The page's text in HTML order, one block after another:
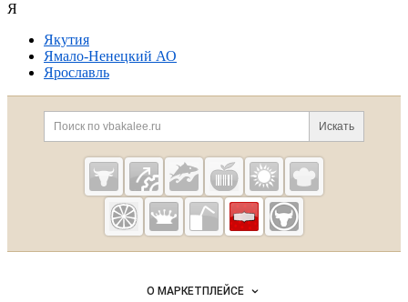
Я
Якутия
Ямало-Ненецкий АО
Ярославль
Дополнительная информация
Поиск по сайту и
Искать
Cсылки на полезные проекты
Vbakalee.ru —
рынок
товаров,
Важные разделы и контакты
Навигация по сайтуО МАРКЕТПЛЕЙСЕ